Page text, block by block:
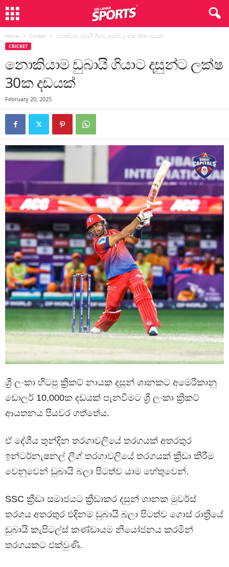
Home Cricket නොකියාම ඩුබායි ගියාට දසුන්ට ලක්ෂ 30ක දඩයක්
CRICKET
නොකියාම ඩුබායි ගියාට දසුන්ට ලක්ෂ
30ක දඩයක්
February 20, 2025
ශ්‍රී ලංකා හිටපු ක්‍රිකට් නායක දසුන් ශානකට අමෙරිකානු
ඩොලර් 10,000ක දඩයක් පැනවීමට ශ්‍රී ලංකා ක්‍රිකට්
ආයතනය පියවර ගත්තේය.
ඒ දේශීය තුන්දින තරගාවලියේ තරගයක් අතරතුර
ඉන්ටර්නැෂනල් ලීග් තරගාවලියේ තරගයක් ක්‍රීඩා කිරීම
වෙනුවෙන් ඩුබායි බලා පිටත්ව යාම හේතුවෙන්.
SSC ක්‍රීඩා සමාජයට ක්‍රීඩාකර දසුන් ශානක මුවර්ස්
තරගය අතරතුර එදිනම ඩුබායි බලා පිටත්ව ගොස් රාත්‍රියේ
ඩුබායි කැපිටල්ස් කණ්ඩායම නියෝජනය කරමින්
තරගයකට එක්වුණි.